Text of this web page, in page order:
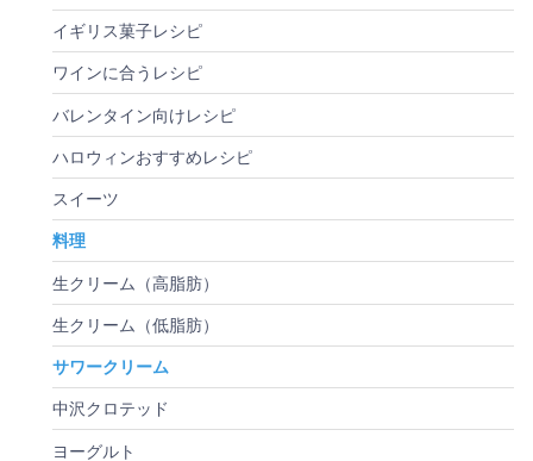
イギリス菓子レシピ
ワインに合うレシピ
バレンタイン向けレシピ
ハロウィンおすすめレシピ
スイーツ
料理
生クリーム（高脂肪）
生クリーム（低脂肪）
サワークリーム
中沢クロテッド
ヨーグルト